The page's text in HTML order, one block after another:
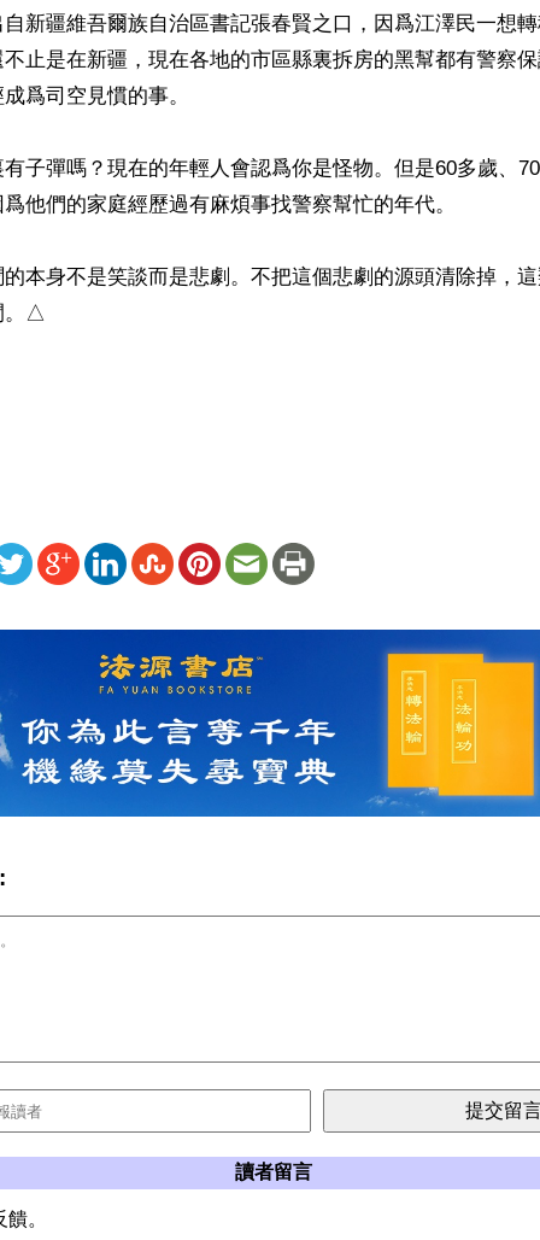
新疆維吾爾族自治區書記張春賢之口，因爲江澤民一想
止是在新疆，現在各地的市區縣裏拆房的黑幫都有警察
爲司空見慣的事。
子彈嗎？現在的年輕人會認爲你是怪物。但是60多歲、
他們的家庭經歷過有麻煩事找警察幫忙的年代。
本身不是笑談而是悲劇。不把這個悲劇的源頭清除掉，
。△
讀者留言
。